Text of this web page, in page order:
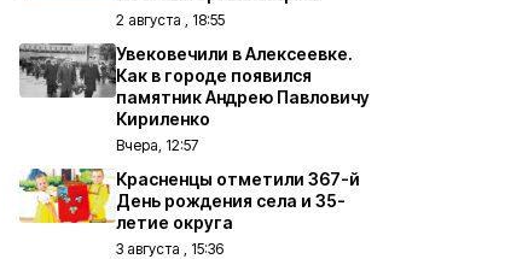
2 августа , 18:55
Увековечили в Алексеевке.
Как в городе появился
памятник Андрею Павловичу
Кириленко
Вчера, 12:57
Красненцы отметили 367-й
День рождения села и 35-
летие округа
3 августа , 15:36